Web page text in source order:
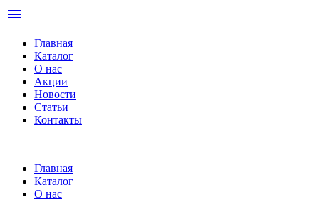
menu
Главная
Каталог
О нас
Акции
Новости
Статьи
Контакты
Главная
Каталог
О нас